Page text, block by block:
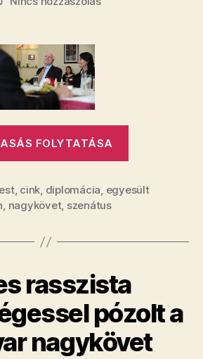
szenátust
bejegyzéshez
FOLYTATÁSA
, cink, diplomácia, egyesült
, nagykövet, szenátus
rasszista
pózolt a
nagykövet